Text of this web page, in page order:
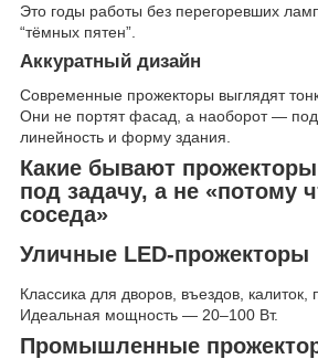
Это годы работы без перегоревших
“тёмных пятен”.
Аккуратный дизайн
Современные прожекторы выглядят
Они не портят фасад, а наоборот —
линейность и форму здания.
Какие бывают
под задачу, а не «потому
соседа»
Уличные LED-прожекторы
Классика для дворов, въездов, калиток,
Идеальная мощность — 20–100 Вт.
Промышленные